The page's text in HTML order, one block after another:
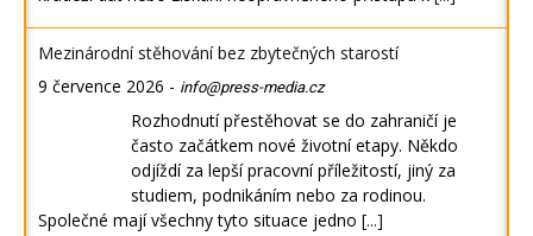
Mezinárodní stěhování bez zbytečných starostí
9 července 2026 - info@press-media.cz
Rozhodnutí přestěhovat se do zahraničí je
často začátkem nové životní etapy. Někdo
odjíždí za lepší pracovní příležitostí, jiný za
studiem, podnikáním nebo za rodinou.
Společné mají všechny tyto situace jedno [...]